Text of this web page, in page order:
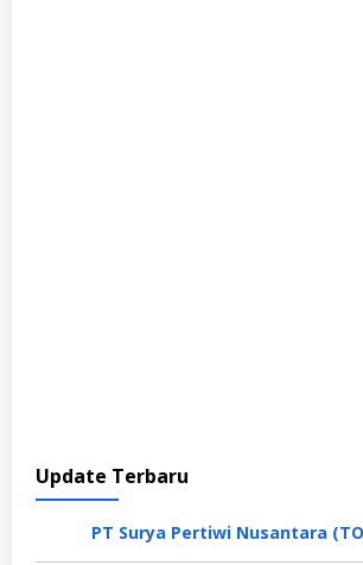
Update Terbaru
PT Surya Pertiwi Nusantara